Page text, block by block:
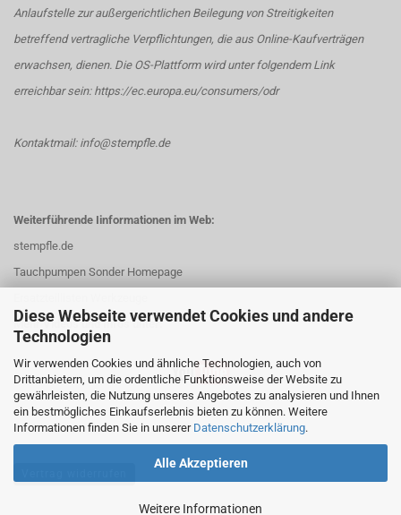
Diese Webseite verwendet Cookies und andere
Technologien
Wir verwenden Cookies und ähnliche Technologien, auch von
Drittanbietern, um die ordentliche Funktionsweise der Website zu
gewährleisten, die Nutzung unseres Angebotes zu analysieren und Ihnen
ein bestmögliches Einkaufserlebnis bieten zu können. Weitere
Informationen finden Sie in unserer Datenschutzerklärung.
Alle Akzeptieren
Weitere Informationen
Anlaufstelle zur außergerichtlichen Beilegung von Streitigkeiten
betreffend vertragliche Verpflichtungen, die aus Online-Kaufverträgen
erwachsen, dienen. Die OS-Plattform wird unter folgendem Link
erreichbar sein: https://ec.europa.eu/consumers/odr
Kontaktmail: info@stempfle.de
Weiterführende Iinformationen im Web:
stempfle.de
Tauchpumpen Sonder Homepage
Mehr Videos und Infos unter: